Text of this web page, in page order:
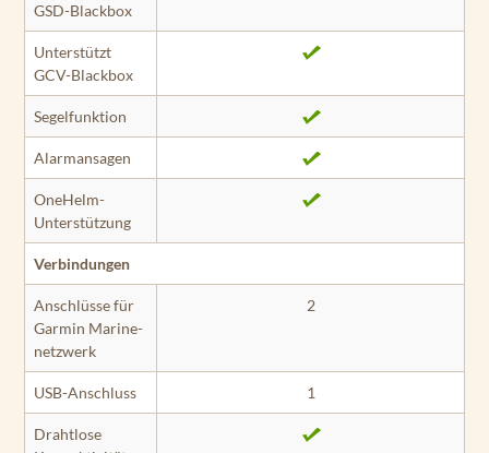
GSD-Blackbox
Unterstützt
GCV-Blackbox
Segelfunktion
Alarmansagen
OneHelm-
Unterstützung
Verbindungen
Anschlüsse für
Garmin Marine­
netzwerk
2
USB-Anschluss 1
Drahtlose